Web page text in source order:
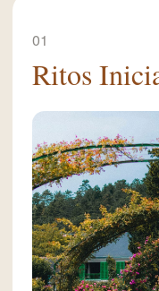
01
Ritos